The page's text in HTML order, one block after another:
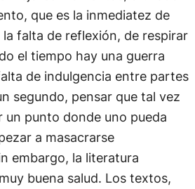
que es la inmediatez de
la falta de reflexión, de respirar
el tiempo hay una guerra
de indulgencia entre partes
segundo, pensar que tal vez
un punto donde uno pueda
a masacrarse
embargo, la literatura
buena salud. Los textos,